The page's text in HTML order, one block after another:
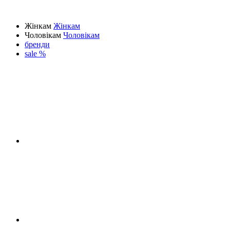
Жінкам Жінкам
Чоловікам Чоловікам
бренди
sale %